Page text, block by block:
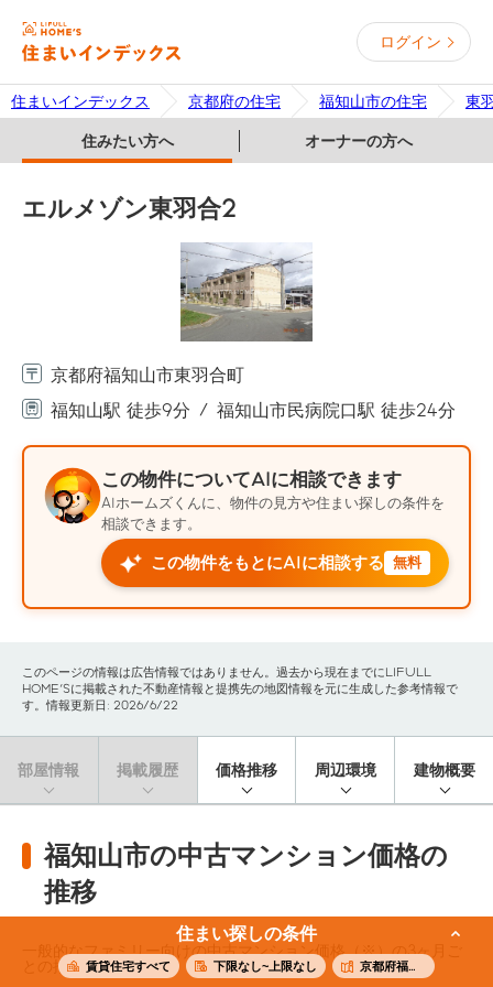
ログイン
住まいインデックス 京都府の住宅 福知山市の住宅 東
住みたい方へ オーナーの方へ
住まい探しの条件
賃貸住宅すべて 下限なし~上限なし 京都府福知山市
エルメゾン東羽合2
京都府福知山市東羽合町
福知山駅 徒歩9分
福知山市民病院口駅 徒歩24分
この物件についてAIに相談できます
AIホームズくんに、物件の見方や住まい探しの条件を
相談できます。
この物件をもとにAIに相談する 無料
このページの情報は広告情報ではありません。過去から現在までにLIFULL
HOME'Sに掲載された不動産情報と提携先の地図情報を元に生成した参考情報で
す。情報更新日: 2026/6/22
部屋情報 掲載履歴 価格推移 周辺環境 建物概要
福知山市の中古マンション価格の
推移
一般的なファミリー向けの中古マンション価格（※）の3ヶ月ご
との推移です。